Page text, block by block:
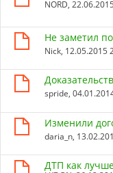
NORD,
Не заметил
Nick, 12.05.2015
spride,
Изменили
daria_n,
ДТП как